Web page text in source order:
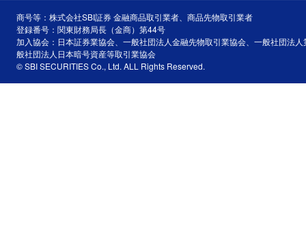
商号等：株式会社SBI証券 金融商品取引業者、商品先物取引業者
登録番号：関東財務局長（金商）第44号
加入協会：日本証券業協会、一般社団法人金融先物取引業協会、一般社団法
般社団法人日本暗号資産等取引業協会
© SBI SECURITIES Co., Ltd. ALL Rights Reserved.